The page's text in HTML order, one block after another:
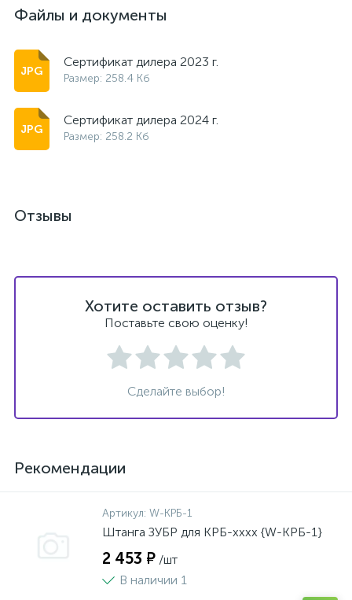
Файлы и документы
Сертификат дилера 2023 г.
Размер: 258.4 Кб
Сертификат дилера 2024 г.
Размер: 258.2 Кб
Отзывы
Хотите оставить отзыв?
Поставьте свою оценку!
Сделайте выбор!
Рекомендации
Артикул: W-КРБ-1
Штанга ЗУБР для КРБ-хххх {W-КРБ-1}
2 453 ₽ /шт
В наличии 1